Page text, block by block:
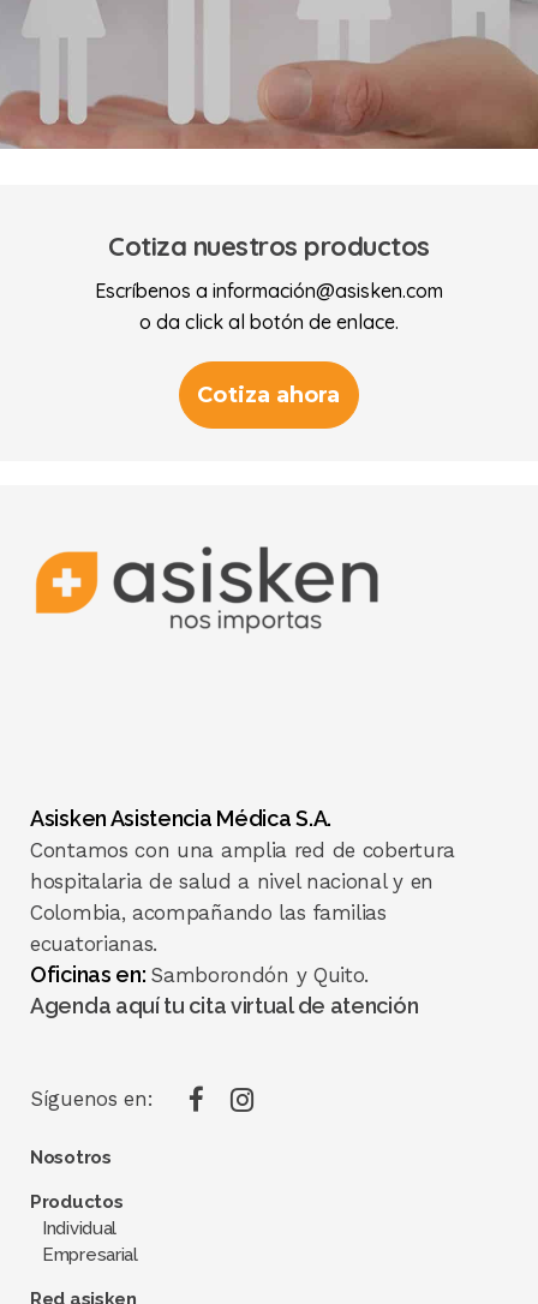
Cotiza nuestros productos
Escríbenos a información@asisken.com
o da click al botón de enlace.
Cotiza ahora
Asisken Asistencia Médica S.A.
Contamos con una amplia red de cobertura
hospitalaria de salud a nivel nacional y en
Colombia, acompañando las familias
ecuatorianas.
Oficinas en: Samborondón y Quito.
Agenda aquí tu cita virtual de atención
Síguenos en:
Nosotros
Productos
Individual
Empresarial
Red asisken